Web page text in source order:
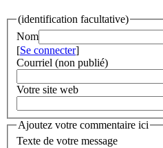
(identification facultative)
Nom
[Se connecter]
Courriel (non publié)
Votre site web
Ajoutez votre commentaire ici
Texte de votre message